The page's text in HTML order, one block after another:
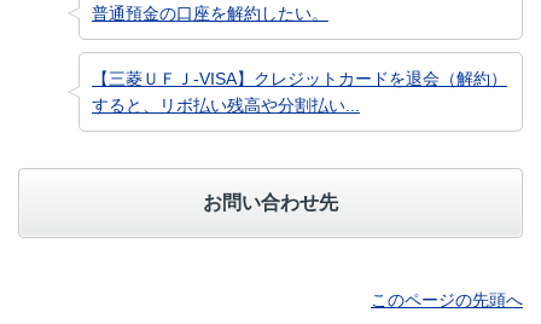
普通預金の口座を解約したい。
【三菱ＵＦＪ-VISA】クレジットカードを退会（解約）
すると、リボ払い残高や分割払い...
お問い合わせ先
このページの先頭へ